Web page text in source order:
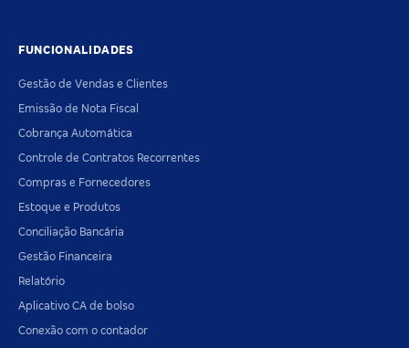
FUNCIONALIDADES
Gestão de Vendas e Clientes
Emissão de Nota Fiscal
Cobrança Automática
Controle de Contratos Recorrentes
Compras e Fornecedores
Estoque e Produtos
Conciliação Bancária
Gestão Financeira
Relatório
Aplicativo CA de bolso
Conexão com o contador